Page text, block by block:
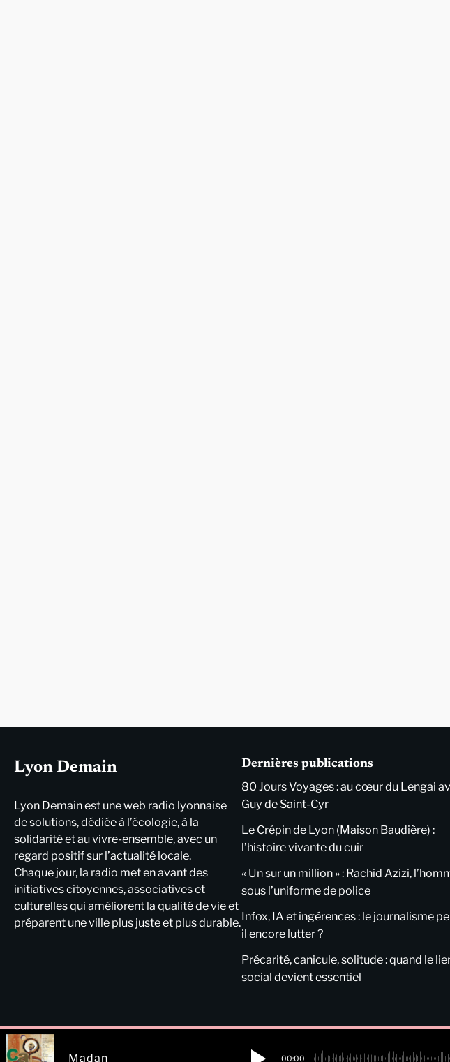
Lyon Demain
Lyon Demain est une web radio lyonnaise
de solutions, dédiée à l’écologie, à la
solidarité et au vivre-ensemble, avec un
regard positif sur l’actualité locale.
Chaque jour, la radio met en avant des
initiatives citoyennes, associatives et
culturelles qui améliorent la qualité de vie et
préparent une ville plus juste et plus durable.
Dernières publications
80 Jours Voyages : au cœur du Lengai
Guy de Saint-Cyr
Le Crépin de Lyon (Maison Baudière) :
l’histoire vivante du cuir
« Un sur un million » : Rachid Azizi,
sous l’uniforme de police
Infox, IA et ingérences : le journalisme
il encore lutter ?
Précarité, canicule, solitude : quand le
social devient essentiel
Madan 00:00